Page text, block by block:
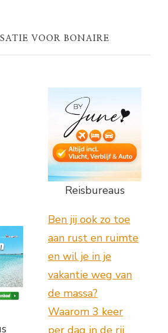
VOOR BONAIRE
Reisbureaus
Ben jij ook zo toe
aan rust en ruimte
en wil je in je
vakantie weg van
de massa?
Waarom 3 keer
per dag in de rij